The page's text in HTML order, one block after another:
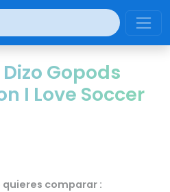
Gopods
I Love Soccer
quieres comparar :